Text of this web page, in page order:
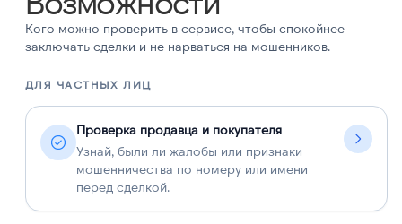
Кого можно проверить в сервисе, чтобы спокойнее
заключать сделки и не нарваться на мошенников.
ДЛЯ ЧАСТНЫХ ЛИЦ
Проверка продавца и покупателя
Узнай, были ли жалобы или признаки
мошенничества по номеру или имени
перед сделкой.